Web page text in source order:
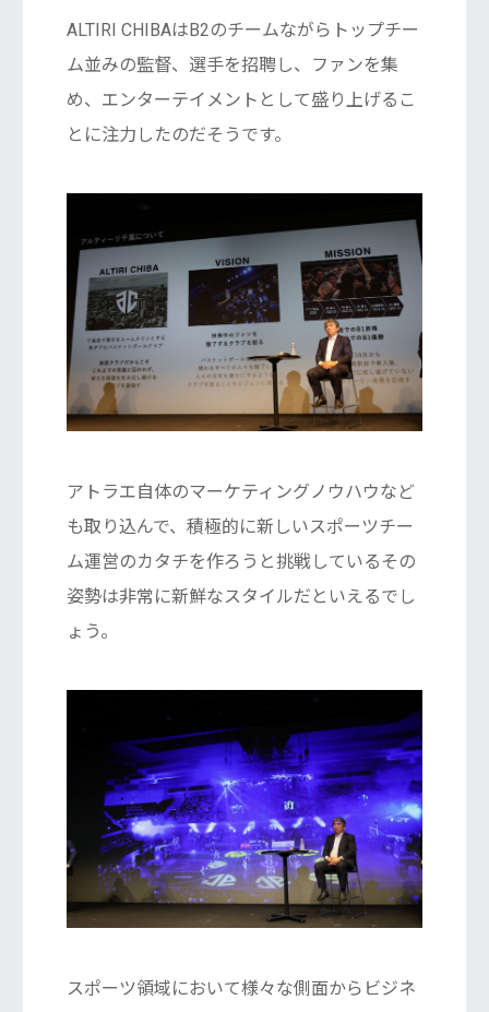
ALTIRI CHIBAはB2のチームながらトップチー
ム並みの監督、選手を招聘し、ファンを集
め、エンターテイメントとして盛り上げるこ
とに注力したのだそうです。
アトラエ自体のマーケティングノウハウなど
も取り込んで、積極的に新しいスポーツチー
ム運営のカタチを作ろうと挑戦しているその
姿勢は非常に新鮮なスタイルだといえるでし
ょう。
スポーツ領域において様々な側面からビジネ